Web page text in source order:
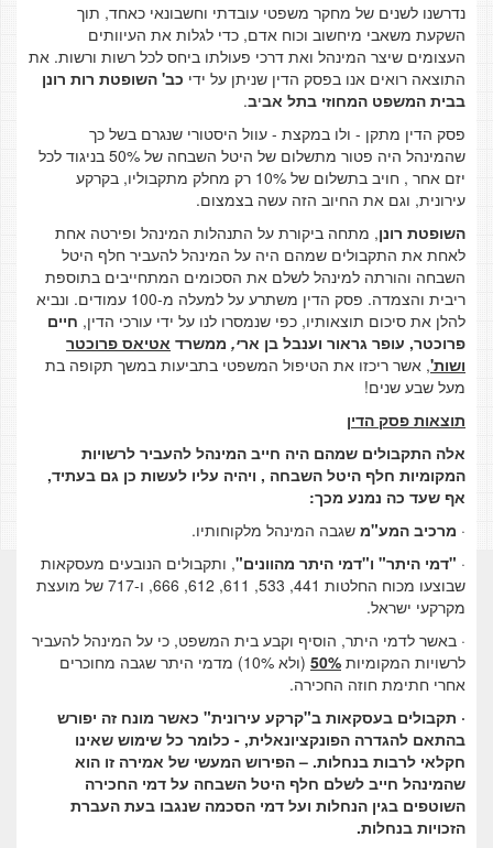
נדרשנו לשנים של מחקר משפטי עובדתי וחשבונאי כאחד, תוך
השקעת משאבי מיחשוב וכוח אדם, כדי לגלות את העיוותים
העצומים שיצר המינהל ואת דרכי פעולתו ביחס לכל רשות ורשות. את
התוצאה רואים אנו בפסק הדין שניתן על ידי כב' השופטת רות רונן
בבית המשפט המחוזי בתל אביב.
פסק הדין מתקן - ולו במקצת - עוול היסטורי שנגרם בשל כך
שהמינהל היה פטור מתשלום של היטל השבחה של 50% בניגוד לכל
יזם אחר , חויב בתשלום של 10% רק מחלק מתקבוליו, בקרקע
עירונית, וגם את החיוב הזה עשה בצמצום.
השופטת רונן, מתחה ביקורת על התנהלות המינהל ופירטה אחת
לאחת את התקבולים שמהם היה על המינהל להעביר חלף היטל
השבחה והורתה למינהל לשלם את הסכומים המתחייבים בתוספת
ריבית והצמדה. פסק הדין משתרע על למעלה מ-100 עמודים. ונביא
להלן את סיכום תוצאותיו, כפי שנמסרו לנו על ידי עורכי הדין, חיים
פרוכטר, עופר גראור וענבל בן ארי, ממשרד אטיאס פרוכטר
ושות', אשר ריכזו את הטיפול המשפטי בתביעות במשך תקופה בת
מעל שבע שנים!
תוצאות פסק הדין
אלה התקבולים שמהם היה חייב המינהל להעביר לרשויות
המקומיות חלף היטל השבחה , ויהיה עליו לעשות כן גם בעתיד,
אף שעד כה נמנע מכך:
· מרכיב המע"מ שגבה המינהל מלקוחותיו.
· "דמי היתר" ו"דמי היתר מהוונים", ותקבולים הנובעים מעסקאות
שבוצעו מכוח החלטות 441, 533, 611, 612, 666, ו-717 של מועצת
מקרקעי ישראל.
· באשר לדמי היתר, הוסיף וקבע בית המשפט, כי על המינהל להעביר
לרשויות המקומיות 50%
(ולא 10%) מדמי היתר שגבה מחוכרים
אחרי חתימת חוזה החכירה.
· תקבולים בעסקאות ב"קרקע עירונית" כאשר מונח זה יפורש
בהתאם להגדרה הפונקציונאלית, - כלומר כל שימוש שאינו
חקלאי לרבות בנחלות. – הפירוש המעשי של אמירה זו הוא
שהמינהל חייב לשלם חלף היטל השבחה על דמי החכירה
השוטפים בגין הנחלות ועל דמי הסכמה שנגבו בעת העברת
הזכויות בנחלות.